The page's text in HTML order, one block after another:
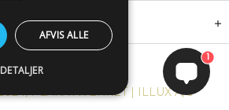
PLAKATWERKET | ILLUX A/S
1
AFVIS ALLE